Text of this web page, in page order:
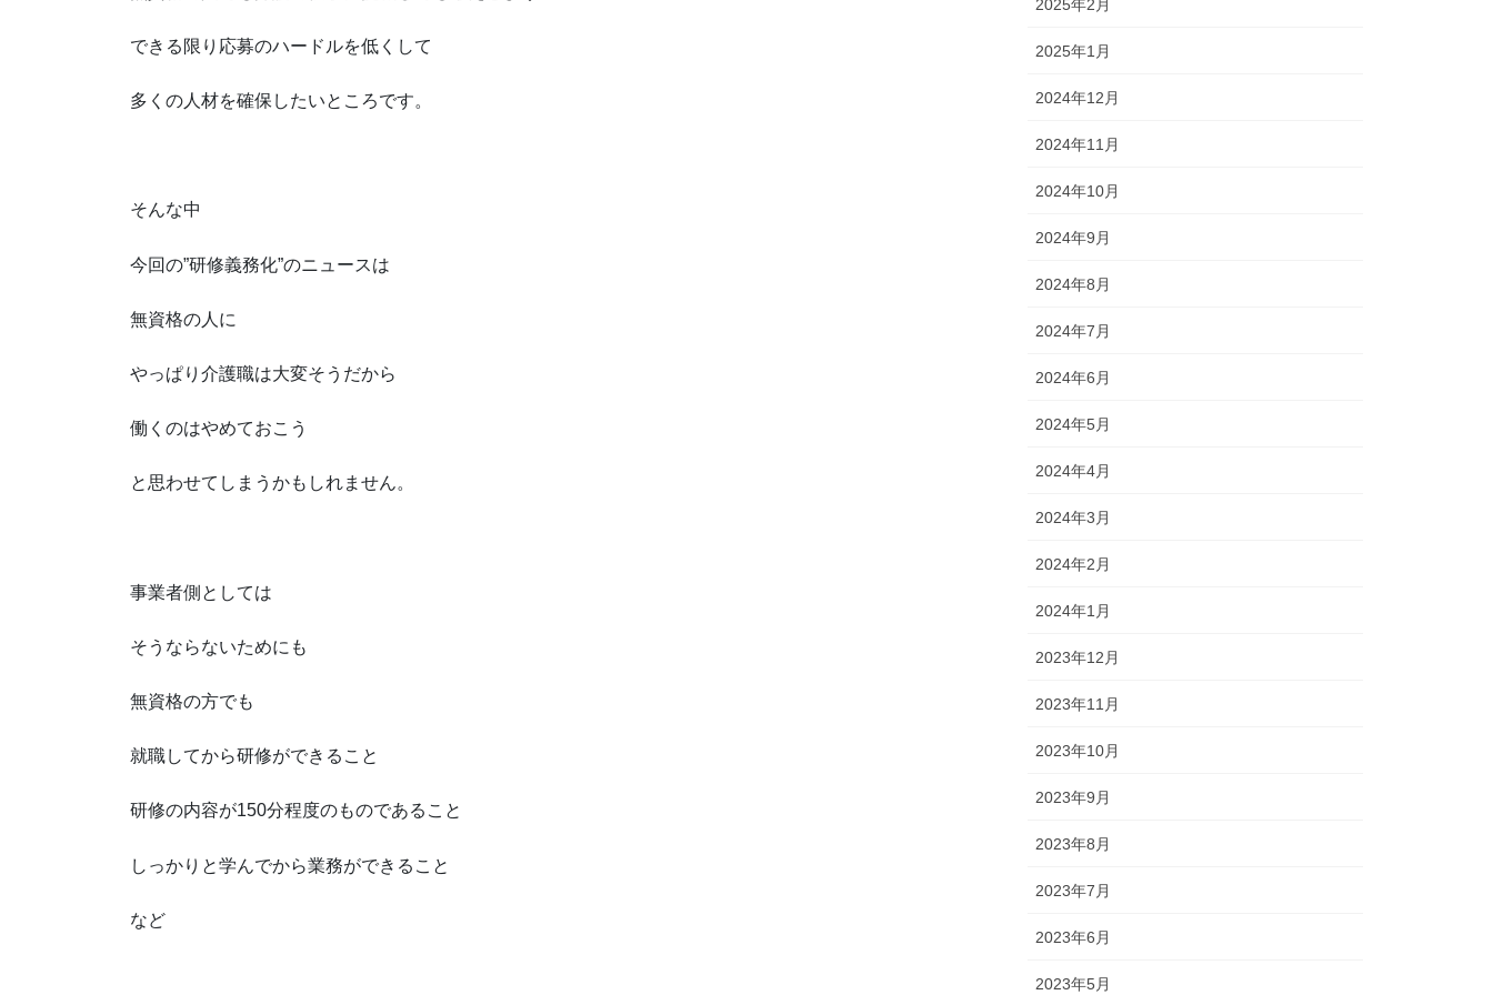
できる限り応募のハードルを低くして
多くの人材を確保したいところです。
そんな中
今回の”研修義務化”のニュースは
無資格の人に
やっぱり介護職は大変そうだから
働くのはやめておこう
と思わせてしまうかもしれません。
事業者側としては
そうならないためにも
無資格の方でも
就職してから研修ができること
研修の内容が150分程度のものであること
しっかりと学んでから業務ができること
など
2025年2月
2025年1月
2024年12月
2024年11月
2024年10月
2024年9月
2024年8月
2024年7月
2024年6月
2024年5月
2024年4月
2024年3月
2024年2月
2024年1月
2023年12月
2023年11月
2023年10月
2023年9月
2023年8月
2023年7月
2023年6月
2023年5月